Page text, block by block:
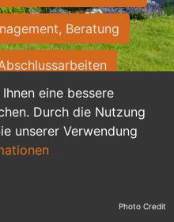
eine bessere
Durch die Nutzung
unserer Verwendung
Beratung
Sekretariat
Ausbildung Photo Credit